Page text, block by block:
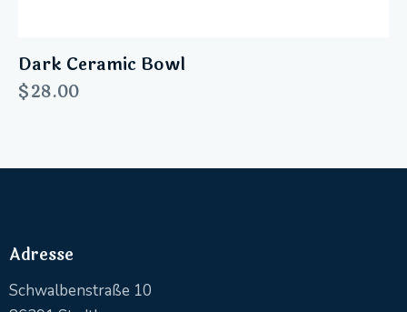
Dark Ceramic Bowl
$28.00
Adresse
Schwalbenstraße 10